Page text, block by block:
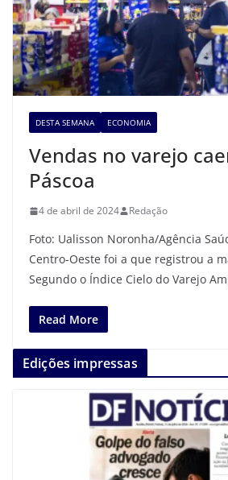
DESTA SEMANA ECONOMIA
Vendas no varejo
Páscoa
4 de abril de 2024 Redação
Foto: Ualisson Noronha/Agência
Centro-Oeste foi a que registrou a
Segundo o Índice Cielo do Varejo
Read More
Edições impressas